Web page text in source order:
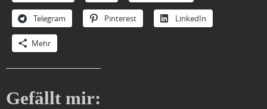
Telegram Pinterest LinkedIn
Mehr
Gefällt mir: